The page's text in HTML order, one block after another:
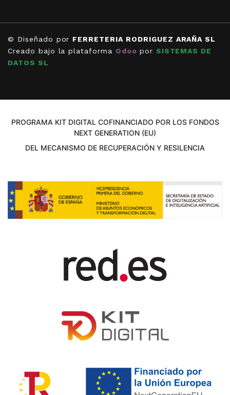
© Diseñado por FERRETERIA RODRIGUEZ ARAÑA SL
Creado bajo la plataforma Odoo por SISTEMAS DE
DATOS SL
PROGRAMA KIT DIGITAL COFINANCIADO POR LOS FONDOS
NEXT GENERATION (EU)
DEL MECANISMO DE RECUPERACIÓN Y RESILENCIA